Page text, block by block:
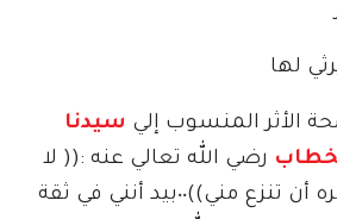
لها
الأثر المنسوب إلي سيدنا
رضي الله تعالي عنه :(( لا
أحب الأمارة ولكن أكره أن تنزع مني))٠٠بيد أنني في ثقة